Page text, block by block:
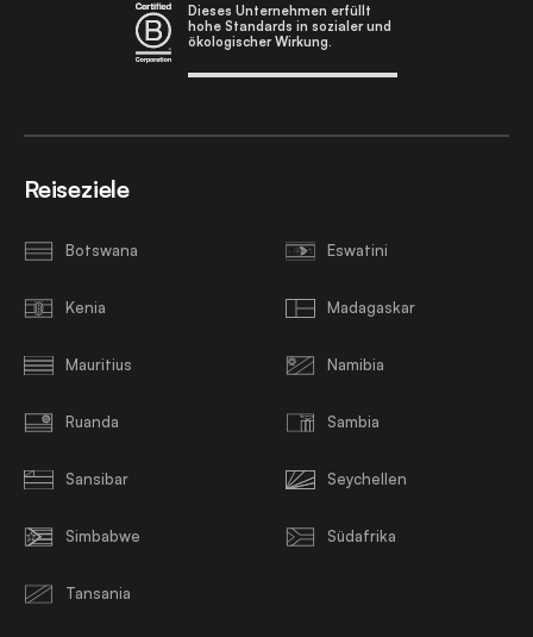
Dieses Unternehmen erfüllt
hohe Standards in sozialer und
ökologischer Wirkung.
Reiseziele
Botswana Eswatini
Kenia Madagaskar
Mauritius Namibia
Ruanda Sambia
Sansibar Seychellen
Simbabwe Südafrika
Tansania